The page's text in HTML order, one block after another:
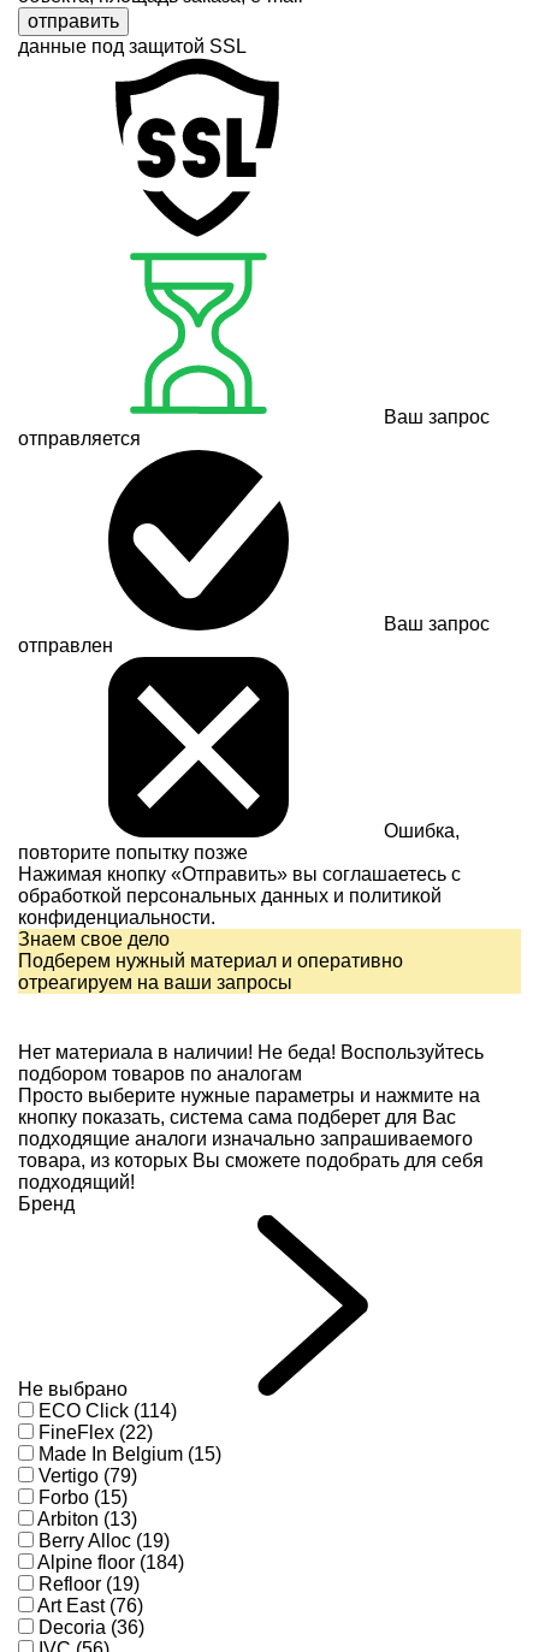
отправить
данные под защитой SSL
Ваш запрос
отправляется
Ваш запрос
отправлен
Ошибка,
повторите попытку позже
Нажимая кнопку «Отправить» вы соглашаетесь с
обработкой персональных данных и политикой
конфиденциальности.
Знаем свое дело
Подберем нужный материал и оперативно
отреагируем на ваши запросы
Нет материала в наличии! Не беда! Воспользуйтесь
подбором товаров по аналогам
Просто выберите нужные параметры и нажмите на
кнопку показать, система сама подберет для Вас
подходящие аналоги изначально запрашиваемого
товара, из которых Вы сможете подобрать для себя
подходящий!
Бренд
Не выбрано
ECO Click (114)
FineFlex (22)
Made In Belgium (15)
Vertigo (79)
Forbo (15)
Arbiton (13)
Berry Alloc (19)
Alpine floor (184)
Refloor (19)
Art East (76)
Decoria (36)